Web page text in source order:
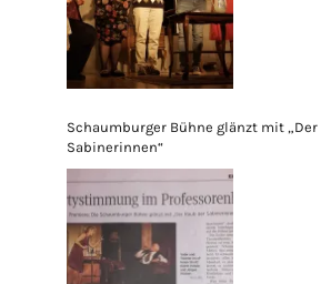
Schaumburger Bühne glänzt mit „Der
Sabinerinnen“